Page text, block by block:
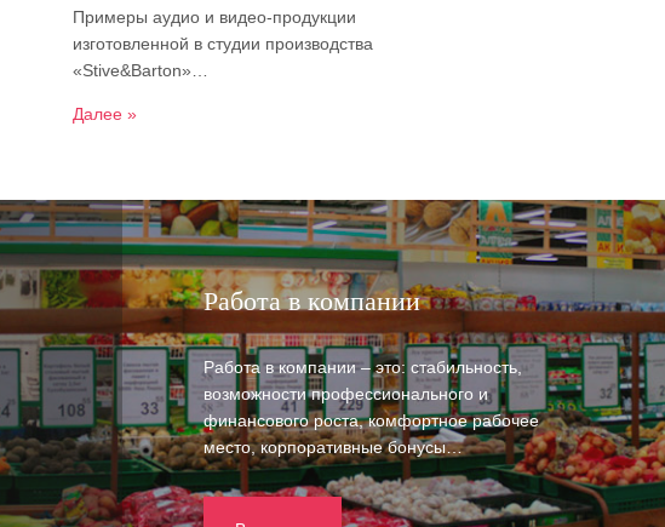
Примеры аудио и видео-продукции
изготовленной в студии производства
«Stive&Barton»…
Далее »
Работа в компании
Работа в компании – это: стабильность,
возможности профессионального и
финансового роста, комфортное рабочее
место, корпоративные бонусы…